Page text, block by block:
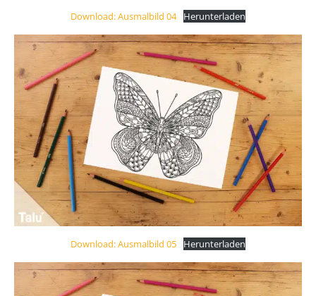
Download: Ausmalbild 04 Herunterladen
Download: Ausmalbild 05 Herunterladen